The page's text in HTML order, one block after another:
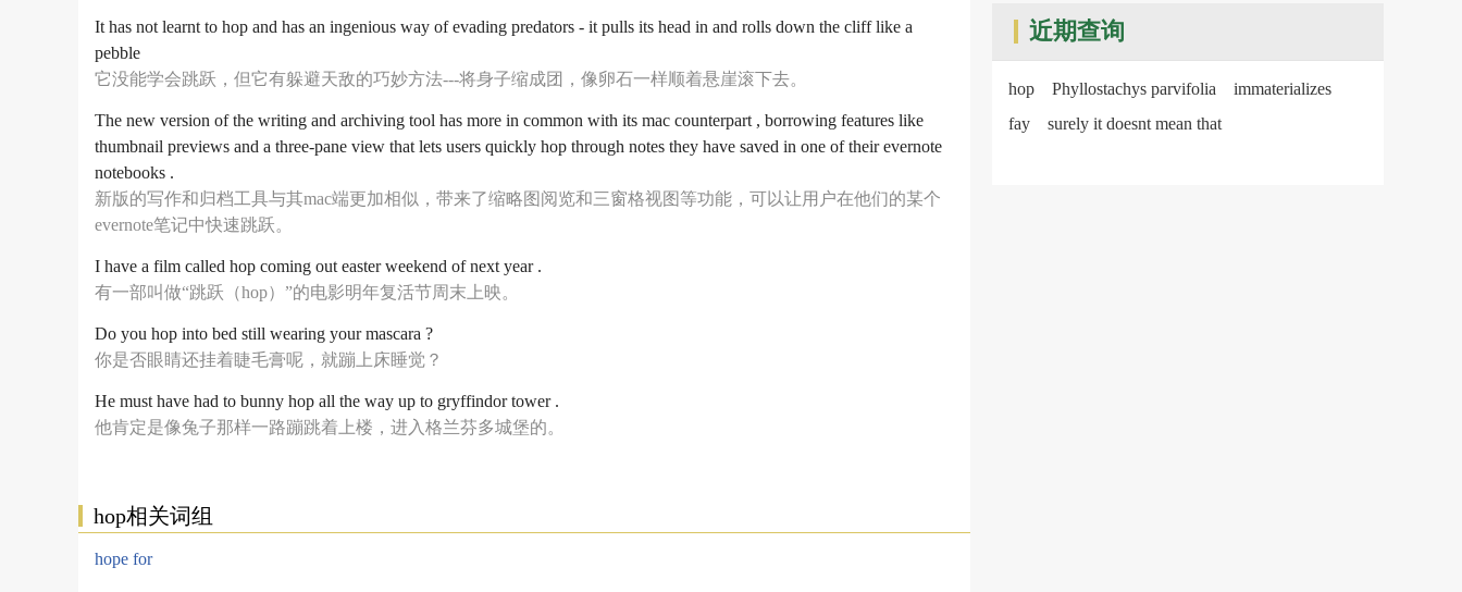
It has not learnt to hop and has an ingenious way of evading predators - it pulls its head in and rolls down the cliff like a
pebble
它没能学会跳跃，但它有躲避天敌的巧妙方法---将身子缩成团，像卵石一样顺着悬崖滚下去。
The new version of the writing and archiving tool has more in common with its mac counterpart , borrowing features like
thumbnail previews and a three-pane view that lets users quickly hop through notes they have saved in one of their evernote
notebooks .
新版的写作和归档工具与其mac端更加相似，带来了缩略图阅览和三窗格视图等功能，可以让用户在他们的某个
evernote笔记中快速跳跃。
I have a film called hop coming out easter weekend of next year .
有一部叫做“跳跃（hop）”的电影明年复活节周末上映。
Do you hop into bed still wearing your mascara ?
你是否眼睛还挂着睫毛膏呢，就蹦上床睡觉？
He must have had to bunny hop all the way up to gryffindor tower .
他肯定是像兔子那样一路蹦跳着上楼，进入格兰芬多城堡的。
hop相关词组
hope for
近期查询
hop Phyllostachys parvifolia
immaterializes
fay
surely it doesnt mean that